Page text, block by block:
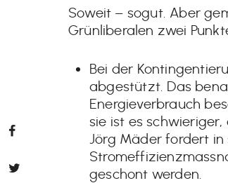
Soweit – sogut. Aber
Grünliberalen zwei
Bei der
abgestützt. Das
Energieverbrauch
sie ist es
Jörg Mäder fordert in
geschont werden.